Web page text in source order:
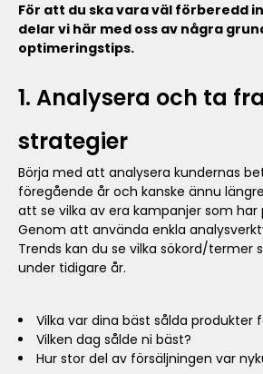
För att du ska vara väl förberedd
delar vi här med oss av några
optimeringstips.
1. Analysera och ta
strategier
Börja med att analysera kundernas
föregående år och kanske ännu
att se vilka av era kampanjer som har
Genom att använda enkla
Trends kan du se vilka sökord/termer
under tidigare år.
Vilka var dina bäst sålda produkter
Vilken dag sålde ni bäst?
Hur stor del av försäljningen var